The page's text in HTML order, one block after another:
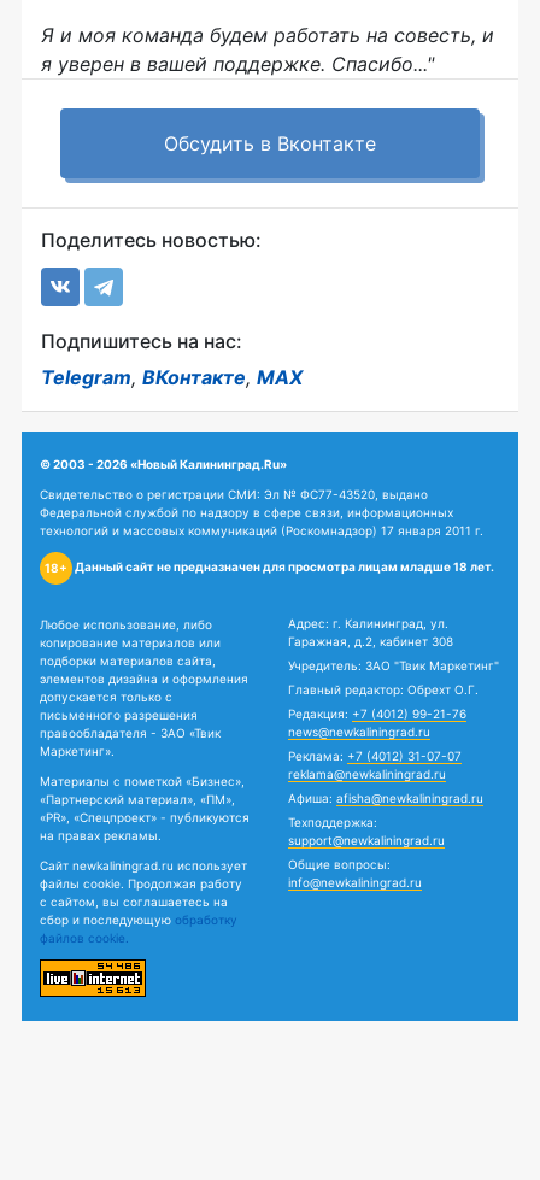
Я и моя команда будем работать на совесть, и
я уверен в вашей поддержке. Спасибо..."
Обсудить в Вконтакте
Поделитесь новостью:
Подпишитесь на нас:
Telegram, ВКонтакте, MAX
© 2003 - 2026 «Новый Калининград.Ru»
Свидетельство о регистрации СМИ: Эл № ФС77-43520, выдано
Федеральной службой по надзору в сфере связи, информационных
технологий и массовых коммуникаций (Роскомнадзор) 17 января 2011 г.
18+ Данный сайт не предназначен для просмотра лицам младше 18 лет.
Любое использование, либо
копирование материалов или
подборки материалов сайта,
элементов дизайна и оформления
допускается только с
письменного разрешения
правообладателя - ЗАО «Твик
Маркетинг».
Материалы с пометкой «Бизнес»,
«Партнерский материал», «ПМ»,
«PR», «Спецпроект» - публикуются
на правах рекламы.
Сайт newkaliningrad.ru использует
файлы cookie. Продолжая работу
с сайтом, вы соглашаетесь на
сбор и последующую обработку
файлов cookie.
Адрес: г. Калининград, ул.
Гаражная, д.2, кабинет 308
Учредитель: ЗАО "Твик Маркетинг"
Главный редактор: Обрехт О.Г.
Редакция: +7 (4012) 99-21-76
news@newkaliningrad.ru
Реклама: +7 (4012) 31-07-07
reklama@newkaliningrad.ru
Афиша: afisha@newkaliningrad.ru
Техподдержка:
support@newkaliningrad.ru
Общие вопросы:
info@newkaliningrad.ru